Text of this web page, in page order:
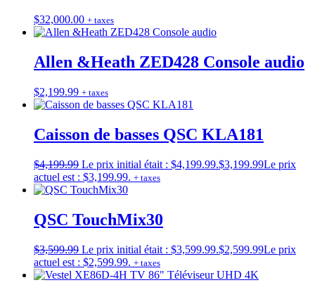
$32,000.00 + taxes
Allen &Heath ZED428 Console audio
$2,199.99 + taxes
Caisson de basses QSC KLA181
$4,199.99 Le prix initial était : $4,199.99.$3,199.99Le prix
actuel est : $3,199.99. + taxes
QSC TouchMix30
$3,599.99 Le prix initial était : $3,599.99.$2,599.99Le prix
actuel est : $2,599.99. + taxes